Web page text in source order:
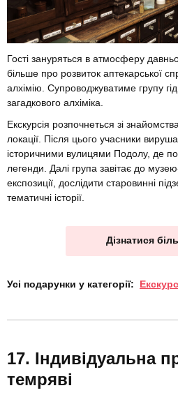
Гості зануряться в атмосферу
більше про розвиток аптекарської
алхімію. Супроводжуватиме групу
загадкового алхіміка.
Екскурсія розпочнеться зі
локації. Після цього учасники
історичними вулицями Подолу, де
легенди. Далі група завітає до
експозиції, дослідити старовинні
тематичні історії.
Дізнатися
Усі подарунки у категорії:
Індивідуальна
темряві